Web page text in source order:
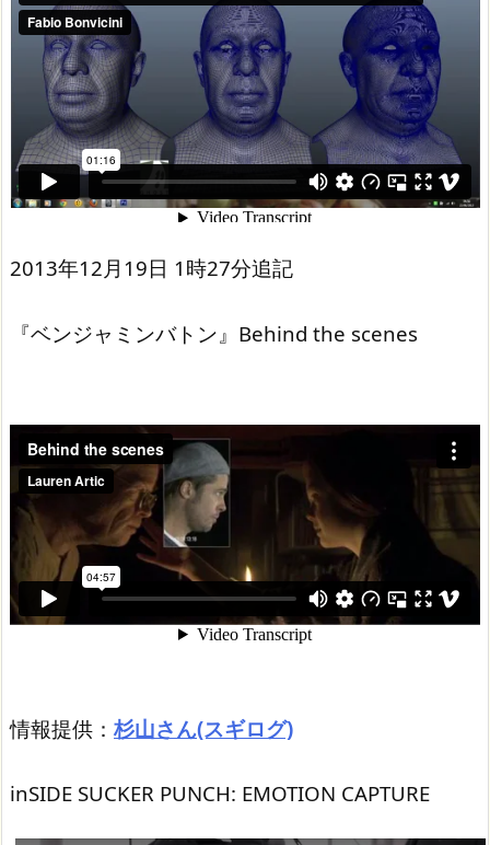
2013年12月19日 1時27分追記
『ベンジャミンバトン』Behind the scenes
情報提供： 杉山さん(スギログ)
inSIDE SUCKER PUNCH: EMOTION CAPTURE